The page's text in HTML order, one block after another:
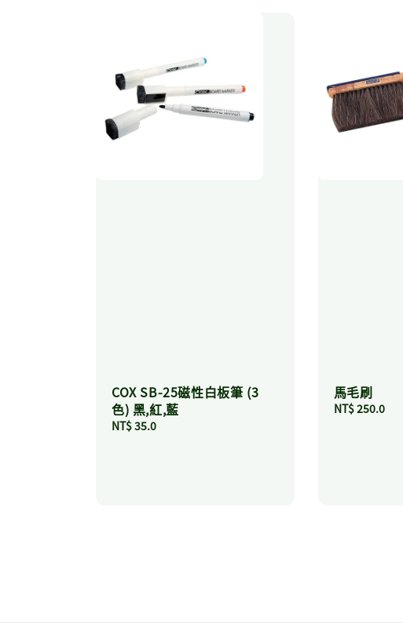
COX SB-25磁性白板筆 (3
色) 黑,紅,藍
Regular
NT$ 35.0
馬毛刷
Regular
NT$ 250.0